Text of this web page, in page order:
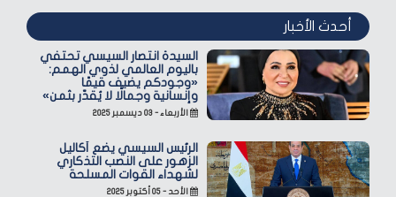
أحدث الأخبار
السيدة انتصار السيسي تحتفي
باليوم العالمي لذوي الهمم:
«وجودكم يضيف قيمًا
وإنسانية وجمالًا لا يُقدّر بثمن»
الأربعاء - ٠٣ ديسمبر ٢٠٢٥
الرئيس السيسي يضع أكاليل
الزهور على النصب التذكاري
لشهداء القوات المسلحة
الأحد - ٠٥ أكتوبر ٢٠٢٥